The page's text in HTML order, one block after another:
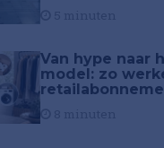
Van hype naar
model: zo